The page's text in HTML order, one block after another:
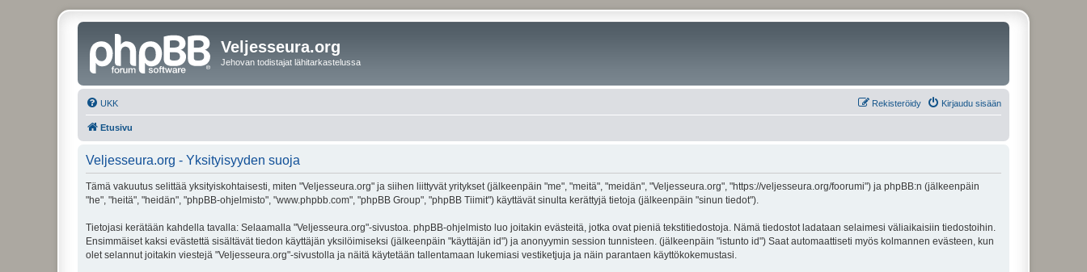
Veljesseura.org
Jehovan todistajat lähitarkastelussa
UKK Kirjaudu sisään
Rekisteröidy
Etusivu
Veljesseura.org - Yksityisyyden suoja
Tämä vakuutus selittää yksityiskohtaisesti, miten "Veljesseura.org" ja siihen liittyvät yritykset (jälkeenpäin "me", "meitä", "meidän", "Veljesseura.org", "https://veljesseura.org/foorumi") ja phpBB:n (jälkeenpäin
"he", "heitä", "heidän", "phpBB-ohjelmisto", "www.phpbb.com", "phpBB Group", "phpBB Tiimit") käyttävät sinulta kerättyjä tietoja (jälkeenpäin "sinun tiedot").
Tietojasi kerätään kahdella tavalla: Selaamalla "Veljesseura.org"-sivustoa. phpBB-ohjelmisto luo joitakin evästeitä, jotka ovat pieniä tekstitiedostoja. Nämä tiedostot ladataan selaimesi väliaikaisiin tiedostoihin.
Ensimmäiset kaksi evästettä sisältävät tiedon käyttäjän yksilöimiseksi (jälkeenpäin "käyttäjän id") ja anonyymin session tunnisteen. (jälkeenpäin "istunto id") Saat automaattiseti myös kolmannen evästeen, kun
olet selannut joitakin viestejä "Veljesseura.org"-sivustolla ja näitä käytetään tallentamaan lukemiasi vestiketjuja ja näin parantaen käyttökokemustasi.